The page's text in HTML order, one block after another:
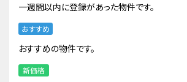
一週間以内に登録があった物件です。
おすすめ
おすすめの物件です。
新価格